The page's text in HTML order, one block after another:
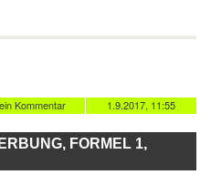
1.9.2017, 11:55
Kommentar
FORMEL 1,